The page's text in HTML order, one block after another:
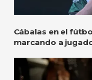
Cábalas en el
marcando a